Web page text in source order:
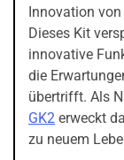
Innovation
Dieses Kit
innovative
die
übertrifft. Als
GK2 erweckt
zu neuem